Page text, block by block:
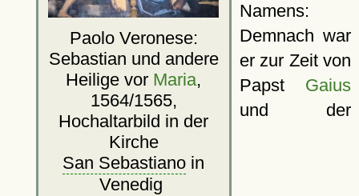
Paolo Veronese:
Sebastian und andere
Heilige vor Maria,
1564/1565,
Hochaltarbild in der
Kirche
San Sebastiano in
Venedig
Namens:
Demnach war
er zur Zeit von
Papst Gaius
und der